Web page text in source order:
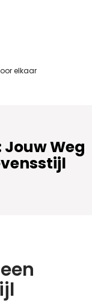
elkaar
Weg